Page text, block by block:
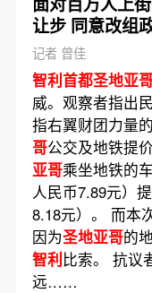
让步 同意改组
民怨
记者 曾佳
智利首都圣地亚
威。观察者指出
指右翼财团力量
哥公交及地铁提
亚哥乘坐地铁的
人民币7.89元）
8.18元）。 而本
因为圣地亚哥的
智利比索。 抗议
远……